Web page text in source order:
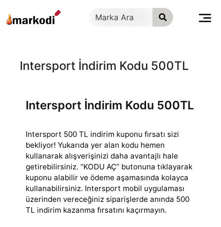
geç
Intersport İndirim Kodu 500TL
Intersport İndirim Kodu 500TL
Intersport 500 TL indirim kuponu fırsatı sizi
bekliyor! Yukarıda yer alan kodu hemen
kullanarak alışverişinizi daha avantajlı hale
getirebilirsiniz. “KODU AÇ” butonuna tıklayarak
kuponu alabilir ve ödeme aşamasında kolayca
kullanabilirsiniz. Intersport mobil uygulaması
üzerinden vereceğiniz siparişlerde anında 500
TL indirim kazanma fırsatını kaçırmayın.